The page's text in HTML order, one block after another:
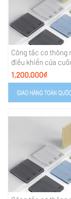
Công tắc cơ thông
điều khiển cửa
cổng tự động
1,200,000₫